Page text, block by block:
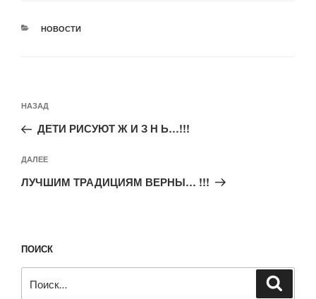
РУБРИКИ
НОВОСТИ
по
записям
Предыдущая
запись:
НАЗАД
ДЕТИ РИСУЮТ Ж И З Н Ь…!!!
Следующая
запись
ДАЛЕЕ
ЛУЧШИМ ТРАДИЦИЯМ ВЕРНЫ… !!!
ПОИСК